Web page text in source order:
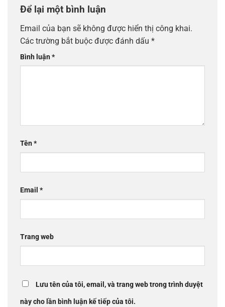
Để lại một bình luận
Email của bạn sẽ không được hiển thị công khai.
Các trường bắt buộc được đánh dấu *
Bình luận*
Tên*
Email *
Trang web
Lưu tên của tôi, email, và trang web trong trình duyệt
này cho lần bình luận kế tiếp của tôi.